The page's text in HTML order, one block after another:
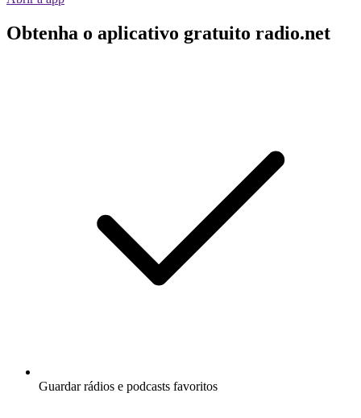
Obtenha o aplicativo gratuito radio.net
Guardar rádios e podcasts favoritos